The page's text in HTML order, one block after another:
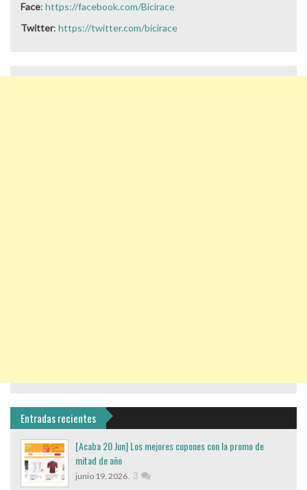
Face: https://facebook.com/Bicirace
Twitter: https://twitter.com/bicirace
Entradas recientes
[Acaba 20 Jun] Los mejores cupones con la promo de
mitad de año
junio 19, 2026, 3